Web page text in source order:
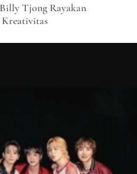
Tjong Rayakan
Kreativitas